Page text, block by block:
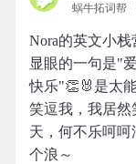
蜗牛拓词帮
Nora的英文小
显眼的一句是"
快乐"👏🐰是太
笑逗我，我居
天，何不乐呵
个浪～